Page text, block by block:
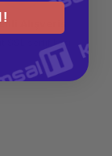
Alışveriş
SSL sertifikası